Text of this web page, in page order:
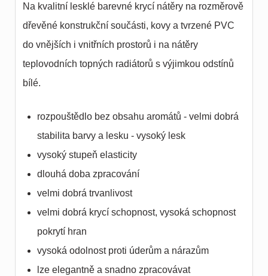
Na kvalitní lesklé barevné krycí nátěry na rozměrově
dřevěné konstrukční součásti, kovy a tvrzené PVC
do vnějších i vnitřních prostorů i na nátěry
teplovodních topných radiátorů s výjimkou odstínů
bílé.
rozpouštědlo bez obsahu aromátů - velmi dobrá
stabilita barvy a lesku - vysoký lesk
vysoký stupeň elasticity
dlouhá doba zpracování
velmi dobrá trvanlivost
velmi dobrá krycí schopnost, vysoká schopnost
pokrytí hran
vysoká odolnost proti úderům a nárazům
lze elegantně a snadno zpracovávat